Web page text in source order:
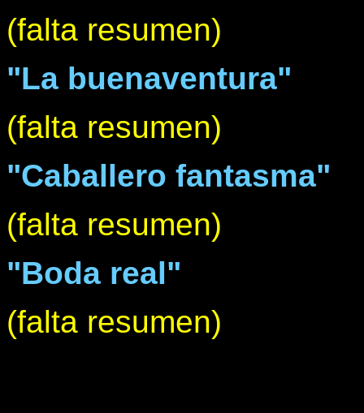
(falta resumen)
"La buenaventura"
(falta resumen)
"Caballero fantasma"
(falta resumen)
"Boda real"
(falta resumen)